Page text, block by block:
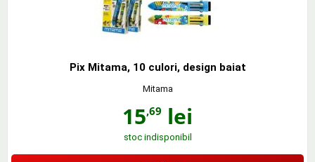
Pix Mitama, 10 culori, design baiat
Mitama
15,69 lei
stoc indisponibil